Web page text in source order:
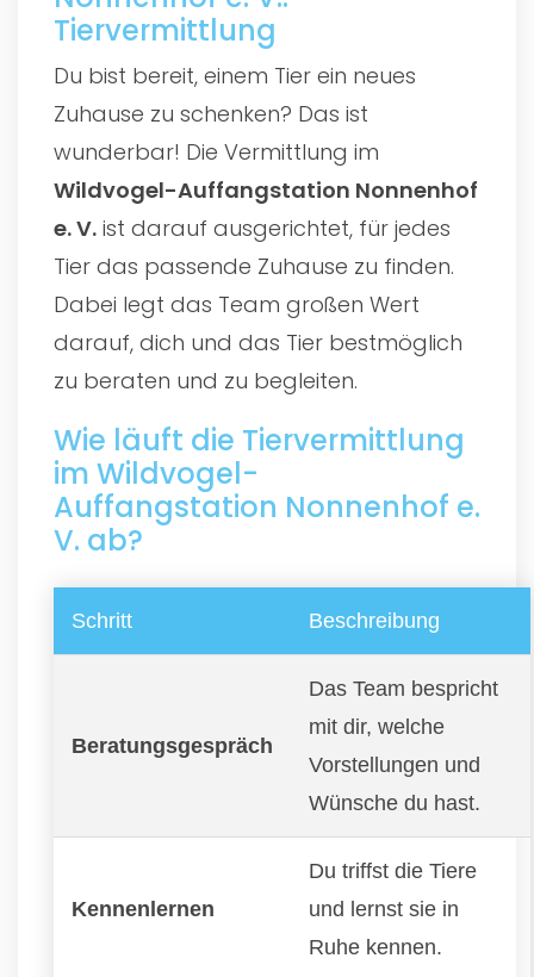
Tiervermittlung
Du bist bereit, einem Tier ein neues
Zuhause zu schenken? Das ist
wunderbar! Die Vermittlung im
Wildvogel-Auffangstation Nonnenhof
e. V. ist darauf ausgerichtet, für jedes
Tier das passende Zuhause zu finden.
Dabei legt das Team großen Wert
darauf, dich und das Tier bestmöglich
zu beraten und zu begleiten.
Wie läuft die Tiervermittlung
im Wildvogel-
Auffangstation Nonnenhof e.
V. ab?
Schritt Beschreibung
Beratungsgespräch
Das Team bespricht
mit dir, welche
Vorstellungen und
Wünsche du hast.
Kennenlernen
Du triffst die Tiere
und lernst sie in
Ruhe kennen.